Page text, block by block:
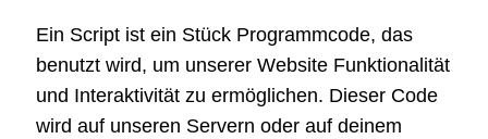
Ein Script ist ein Stück Programmcode, das
benutzt wird, um unserer Website Funktionalität
und Interaktivität zu ermöglichen. Dieser Code
wird auf unseren Servern oder auf deinem